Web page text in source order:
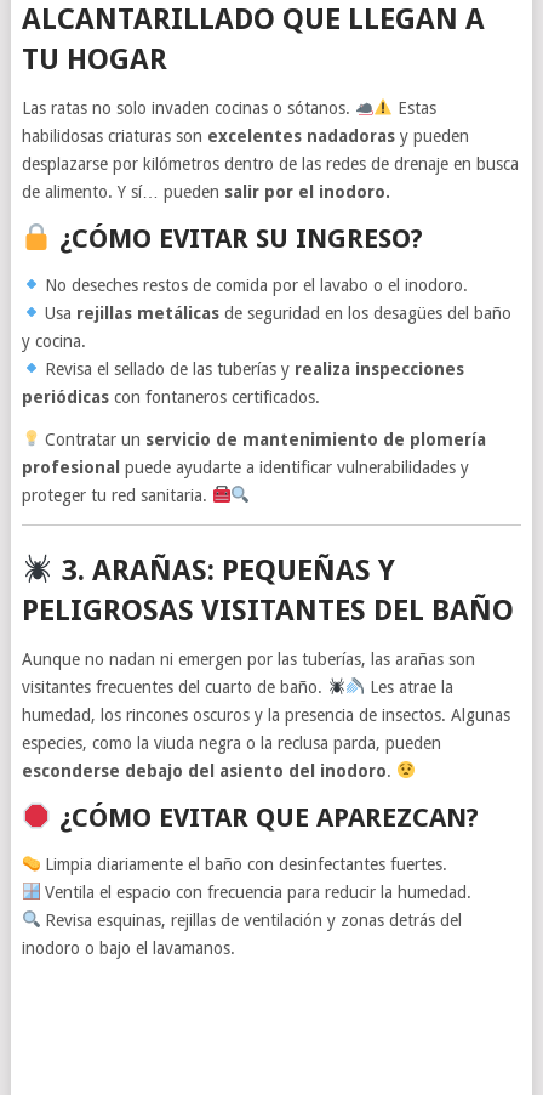
ALCANTARILLADO QUE LLEGAN A
TU HOGAR
Las ratas no solo invaden cocinas o sótanos.
Estas
habilidosas criaturas son excelentes nadadorasy pueden
desplazarse por kilómetros dentro de las redes de drenaje en busca
de alimento. Y sí… pueden salir por el inodoro.
¿CÓMO EVITAR SU INGRESO?
No deseches restos de comida por el lavabo o el inodoro.
Usa rejillas metálicas de seguridad en los desagües del baño
y cocina.
Revisa el sellado de las tuberías y realiza inspecciones
periódicascon fontaneros certificados.
Contratar un servicio de mantenimiento de plomería
profesional puede ayudarte a identificar vulnerabilidades y
proteger tu red sanitaria.
3. ARAÑAS: PEQUEÑAS Y
PELIGROSAS VISITANTES DEL BAÑO
Aunque no nadan ni emergen por las tuberías, las arañas son
visitantes frecuentes del cuarto de baño.
Les atrae la
humedad, los rincones oscuros y la presencia de insectos. Algunas
especies, como la viuda negra o la reclusa parda, pueden
esconderse debajo del asiento del inodoro.
¿CÓMO EVITAR QUE APAREZCAN?
Limpia diariamente el baño con desinfectantes fuertes.
Ventila el espacio con frecuencia para reducir la humedad.
Revisa esquinas, rejillas de ventilación y zonas detrás del
inodoro o bajo el lavamanos.